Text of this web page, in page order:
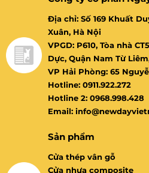
Địa chỉ: Số 169 Khuất
Xuân, Hà Nội
VPGD: P610, Tòa nhà
Dực, Quận Nam Từ
VP Hải Phòng: 65
Hotline: 0911.922.272
Hotline 2: 0968.998.428
Email:
Sản phẩm
Cửa thép vân gỗ
Cửa nhựa composite